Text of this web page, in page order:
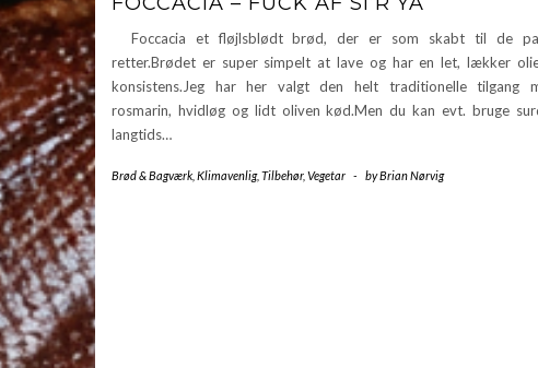
Foccacia et fløjlsblødt brød, der er som skabt til de
retter.Brødet er super simpelt at lave og har en let, lækker
konsistens.Jeg har her valgt den helt traditionelle tilgang
rosmarin, hvidløg og lidt oliven kød.Men du kan evt. bruge
langtids…
Brød & Bagværk Klimavenlig, Tilbehør, Vegetar - byBrian Nørvig